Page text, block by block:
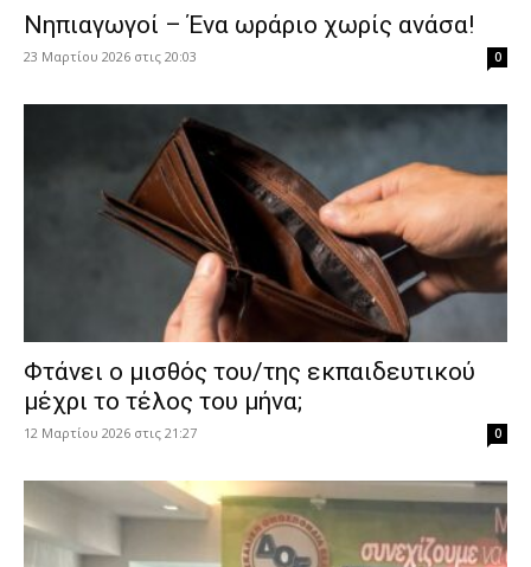
Νηπιαγωγοί – Ένα ωράριο χωρίς ανάσα!
23 Μαρτίου 2026 στις 20:03 0
Φτάνει ο μισθός του/της εκπαιδευτικού
μέχρι το τέλος του μήνα;
12 Μαρτίου 2026 στις 21:27 0